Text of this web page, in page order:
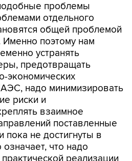
проблемы
отдельного
общей проблемой
поэтому нам
устранять
предотвращать
экономических
надо минимизировать
риски и
взаимное
поставленные
пока не достигнуты в
что надо